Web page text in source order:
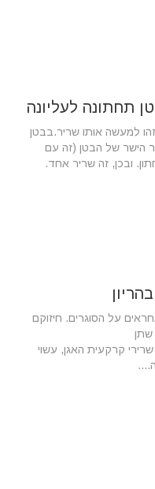
תחתונה לעליונה
למעשה אותו שריר.בבטן
הישר של הבטן (זה עם
ובכן, זה שריר אחד.
על הסוגרים. חיזוקם
שתן
קרקעית האגן, עשוי